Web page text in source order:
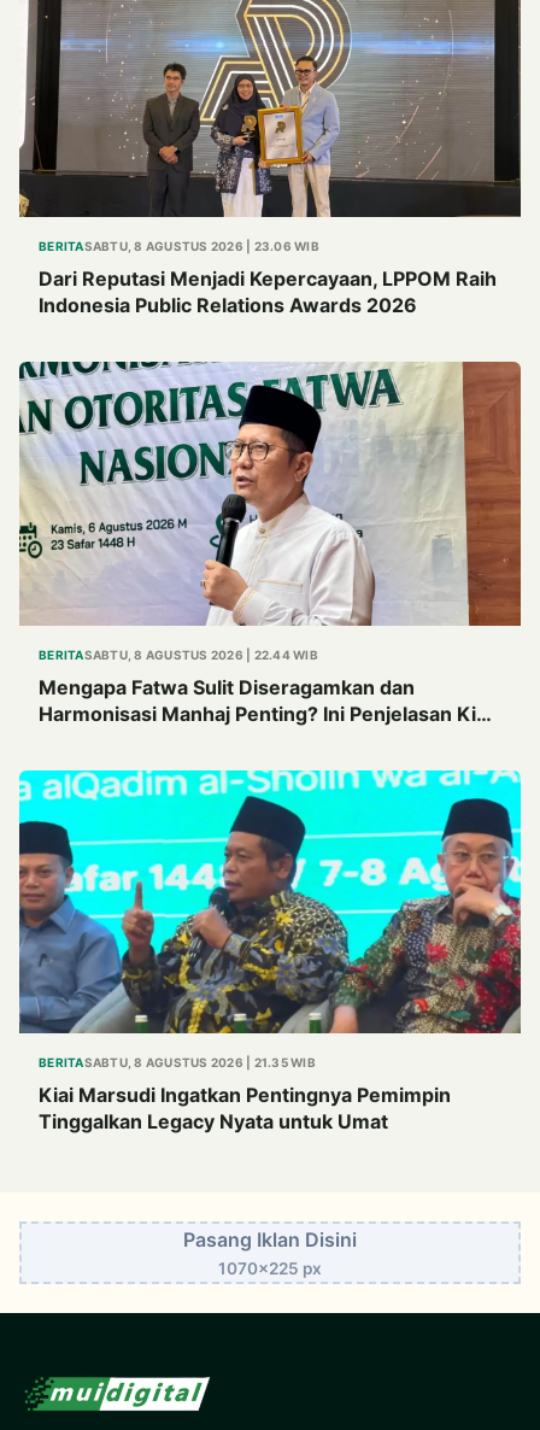
BERITASABTU, 8 AGUSTUS 2026 | 23.06 WIB
Dari Reputasi Menjadi Kepercayaan, LPPOM Raih
Indonesia Public Relations Awards 2026
BERITASABTU, 8 AGUSTUS 2026 | 22.44 WIB
Mengapa Fatwa Sulit Diseragamkan dan
Harmonisasi Manhaj Penting? Ini Penjelasan Kiai
BERITASABTU, 8 AGUSTUS 2026 | 21.35 WIB
Kiai Marsudi Ingatkan Pentingnya Pemimpin
Tinggalkan Legacy Nyata untuk Umat
Pasang Iklan Disini
1070x225 px